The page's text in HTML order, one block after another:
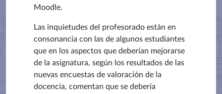
Moodle.
Las inquietudes del profesorado están en
consonancia con las de algunos estudiantes
que en los aspectos que deberían mejorarse
de la asignatura, según los resultados de las
nuevas encuestas de valoración de la
docencia, comentan que se debería